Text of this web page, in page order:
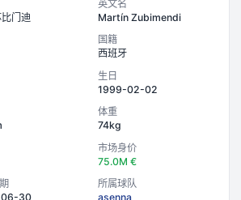
比门迪
英文名
Martín Zubimendi
国籍
西班牙
生日
1999-02-02
体重
74kg
市场身价
75.0M €
30
所属球队
asenna